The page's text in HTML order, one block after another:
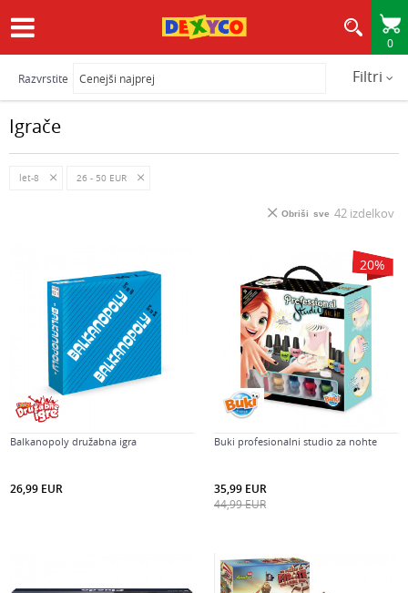
0
Igrače
Razvrstite Filtri
let-8 26 - 50 EUR
42 izdelkov
Obriši sve
Balkanopoly družabna igra
26,99 EUR
20%
Buki profesionalni studio za nohte
35,99 EUR
44,99EUR